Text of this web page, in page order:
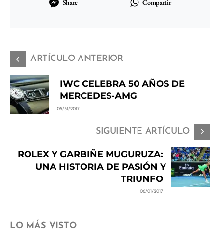
Share Compartir
ARTÍCULO ANTERIOR
IWC CELEBRA 50 AÑOS DE
MERCEDES-AMG
05/31/2017
SIGUIENTE ARTÍCULO
ROLEX Y GARBIÑE MUGURUZA:
UNA HISTORIA DE PASIÓN Y
TRIUNFO
06/01/2017
LO MÁS VISTO